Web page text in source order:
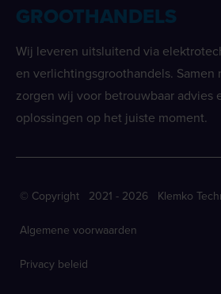
GROOTHANDELS
Wij leveren uitsluitend via
en verlichtingsgroothandels. Samen
zorgen wij voor betrouwbaar advies
oplossingen op het juiste moment.
© Copyright 2021 - 2026 Klemko
Algemene voorwaarden
Privacy beleid